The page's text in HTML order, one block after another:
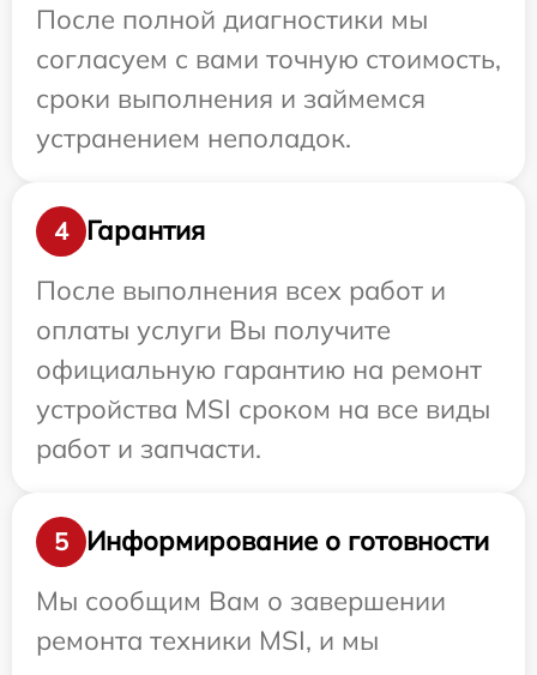
После полной диагностики мы
согласуем с вами точную стоимость,
сроки выполнения и займемся
устранением неполадок.
4
Гарантия
После выполнения всех работ и
оплаты услуги Вы получите
официальную гарантию на ремонт
устройства MSI сроком на все виды
работ и запчасти.
5
Информирование о готовности
Мы сообщим Вам о завершении
ремонта техники MSI, и мы